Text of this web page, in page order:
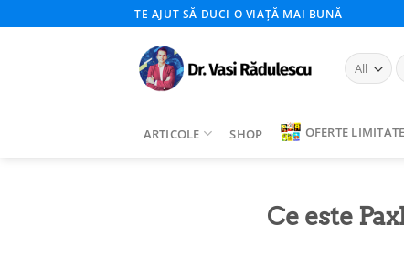
to
TE AJUT SĂ DUCI O VIAȚĂ MAI BUNĂ
ARTICOLE SHOP OFERTE LIMITATE
Ce este